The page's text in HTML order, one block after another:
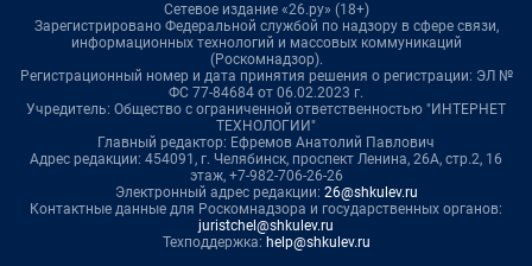
Сетевое издание «26.ру» (18+)
Зарегистрировано Федеральной службой по надзору в сфере связи,
информационных технологий и массовых коммуникаций
(Роскомнадзор).
Регистрационный номер и дата принятия решения о регистрации: ЭЛ №
ФС 77-84684 от 06.02.2023 г.
Учредитель: Общество с ограниченной ответственностью "ИНТЕРНЕТ
ТЕХНОЛОГИИ"
Главный редактор: Ефремов Анатолий Павлович
Адрес редакции: 454091, г. Челябинск, проспект Ленина, 26А, стр.2, 16
этаж, +7-982-706-26-26
Электронный адрес редакции: 26@shkulev.ru
Контактные данные для Роскомнадзора и государственных органов:
juristchel@shkulev.ru
Техподдержка: help@shkulev.ru